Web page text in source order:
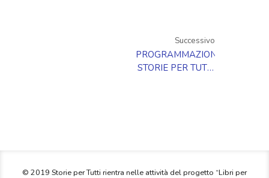
Successivo
PROGRAMMAZIONE
STORIE PER TUTTI
© 2019 Storie per Tutti rientra nelle attività del progetto “Libri per